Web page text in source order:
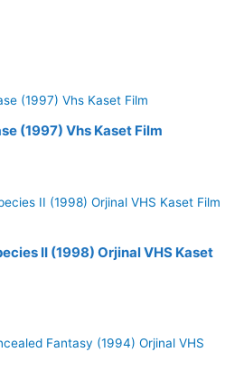
(1997) Vhs Kaset Film
II (1998) Orjinal VHS Kaset